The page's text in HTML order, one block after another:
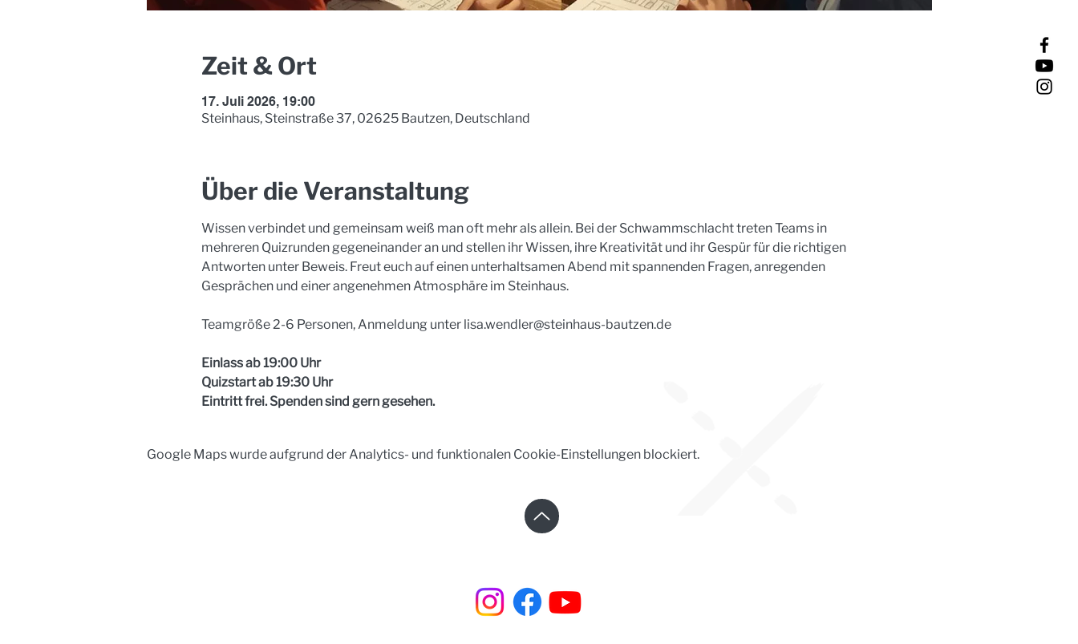
Zeit & Ort
17. Juli 2026, 19:00
Steinhaus, Steinstraße 37, 02625 Bautzen, Deutschland
Über die Veranstaltung
Wissen verbindet und gemeinsam weiß man oft mehr als allein. Bei der Schwammschlacht treten Teams in
mehreren Quizrunden gegeneinander an und stellen ihr Wissen, ihre Kreativität und ihr Gespür für die richtigen
Antworten unter Beweis. Freut euch auf einen unterhaltsamen Abend mit spannenden Fragen, anregenden
Gesprächen und einer angenehmen Atmosphäre im Steinhaus.
Teamgröße 2-6 Personen, Anmeldung unter lisa.wendler@steinhaus-bautzen.de
Einlass ab 19:00 Uhr
Quizstart ab 19:30 Uhr
Eintritt frei. Spenden sind gern gesehen.
Google Maps wurde aufgrund der Analytics- und funktionalen Cookie-Einstellungen blockiert.